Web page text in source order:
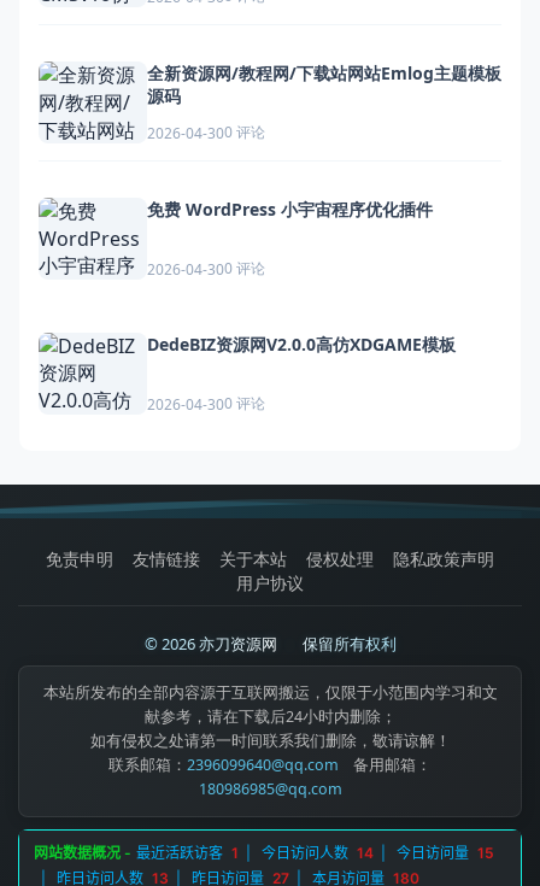
全新资源网/教程网/下载站网站Emlog主题模板
源码
2026-04-300 评论
免费 WordPress 小宇宙程序优化插件
2026-04-300 评论
DedeBIZ资源网V2.0.0高仿XDGAME模板
2026-04-300 评论
免责申明 友情链接 关于本站 侵权处理
隐私政策声明
用户协议
© 2026 亦刀资源网 保留所有权利
本站所发布的全部内容源于互联网搬运，仅限于小范围内学习和文
献参考，请在下载后24小时内删除；
如有侵权之处请第一时间联系我们删除，敬请谅解！
联系邮箱： 2396099640@qq.com 备用邮箱：
180986985@qq.com